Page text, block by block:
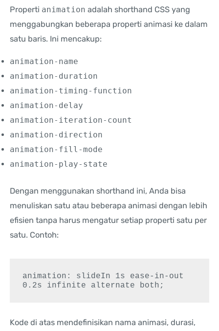
Properti animation adalah shorthand CSS yang
menggabungkan beberapa properti animasi ke dalam
satu baris. Ini mencakup:
animation-name
animation-duration
animation-timing-function
animation-delay
animation-iteration-count
animation-direction
animation-fill-mode
animation-play-state
Dengan menggunakan shorthand ini, Anda bisa
menuliskan satu atau beberapa animasi dengan lebih
efisien tanpa harus mengatur setiap properti satu per
satu. Contoh:
animation: slideIn 1s ease-in-out
0.2s infinite alternate both;
Kode di atas mendefinisikan nama animasi, durasi,